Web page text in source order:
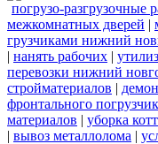
погрузо-разгрузочные
межкомнатных дверей |
грузчиками нижний
| нанять рабочих |
перевозки нижний
стройматериалов |
фронтального
материалов | уборка
| вывоз металлолома |